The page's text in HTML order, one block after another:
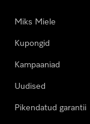
Miks Miele
Kupongid
Kampaaniad
Uudised
Pikendatud garantii